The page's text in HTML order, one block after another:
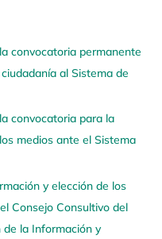
convocatoria permanente
al Sistema de
convocatoria para la
medios ante el Sistema
y elección de los
Consejo Consultivo del
de la Información y